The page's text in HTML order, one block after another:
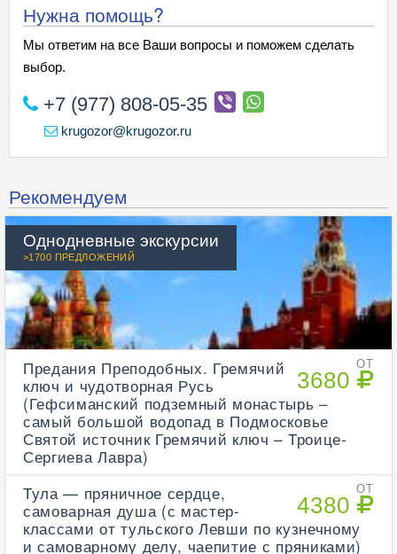
Нужна помощь?
Мы ответим на все Ваши вопросы и поможем сделать
выбор.
+7 (977) 808-05-35
krugozor@krugozor.ru
Рекомендуем
Однодневные экскурсии
>1700 ПРЕДЛОЖЕНИЙ
ОТ
3680
Предания Преподобных. Гремячий
ключ и чудотворная Русь
(Гефсиманский подземный монастырь –
самый большой водопад в Подмосковье
Святой источник Гремячий ключ – Троице-
Сергиева Лавра)
ОТ
4380
Тула — пряничное сердце,
самоварная душа (с мастер-
классами от тульского Левши по кузнечному
и самоварному делу, чаепитие с пряниками)